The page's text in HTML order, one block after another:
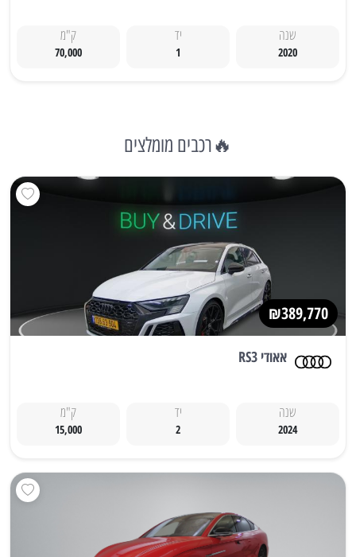
שנה
2020
יד
1
ק"מ
70,000
🔥רכבים מומלצים
₪389,770
אאודי RS3
שנה
2024
יד
2
ק"מ
15,000